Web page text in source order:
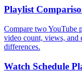
Playlist
Compare two YouTube
video count, views, and
differences.
Watch Schedule